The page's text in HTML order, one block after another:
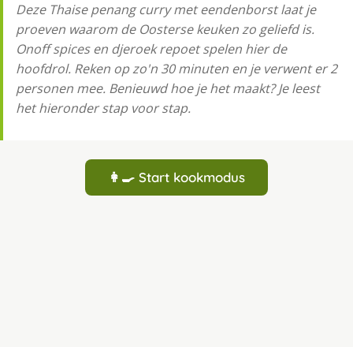
Deze Thaise penang curry met eendenborst laat je
proeven waarom de Oosterse keuken zo geliefd is.
Onoff spices en djeroek repoet spelen hier de
hoofdrol. Reken op zo'n 30 minuten en je verwent er 2
personen mee. Benieuwd hoe je het maakt? Je leest
het hieronder stap voor stap.
👩‍🍳 Start kookmodus